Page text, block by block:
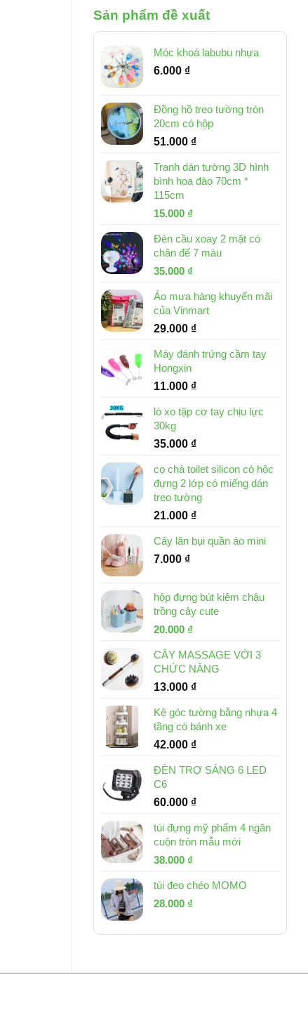
Sản phẩm đề xuất
Móc khoá labubu nhựa
6.000 ₫
Đồng hồ treo tường tròn
20cm có hộp
51.000 ₫
Tranh dán tường 3D hình
bình hoa đào 70cm *
115cm
Giá
là:
32.000 ₫.
15.000 ₫
tại
là:
Đèn cầu xoay 2 mặt có
chân đế 7 màu
Giá
là:
46.000 ₫.
35.000 ₫
tại
là:
35.000 ₫.
Áo mưa hàng khuyến mãi
của Vinmart
29.000 ₫
Máy đánh trứng cầm tay
Hongxin
11.000 ₫
lò xo tập cơ tay chịu lực
30kg
35.000 ₫
cọ chà toilet silicon có hộc
đựng 2 lớp có miếng dán
treo tường
21.000 ₫
Cây lăn bụi quần áo mini
7.000 ₫
hộp đựng bút kiêm chậu
trồng cây cute
Giá
là:
30.000 ₫.
20.000 ₫
tại
là:
20.000 ₫.
CÂY MASSAGE VỚI 3
CHỨC NĂNG
13.000 ₫
Kệ góc tường bằng nhựa 4
tầng có bánh xe
42.000 ₫
ĐÈN TRỢ SÁNG 6 LED
C6
60.000 ₫
túi đựng mỹ phẩm 4 ngăn
cuộn tròn mẫu mới
Giá
là:
53.000 ₫.
38.000 ₫
tại
túi đeo chéo MOMO
Giá
là:
28.000 ₫
tại